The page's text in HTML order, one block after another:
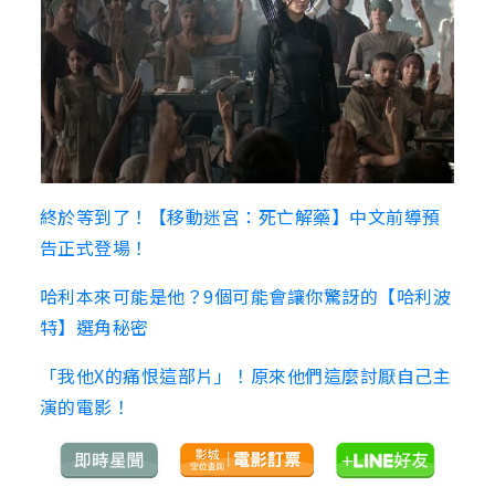
終於等到了！【移動迷宮：死亡解藥】中文前導預
告正式登場！
哈利本來可能是他？9個可能會讓你驚訝的【哈利波
特】選角秘密
「我他X的痛恨這部片」！原來他們這麼討厭自己主
演的電影！